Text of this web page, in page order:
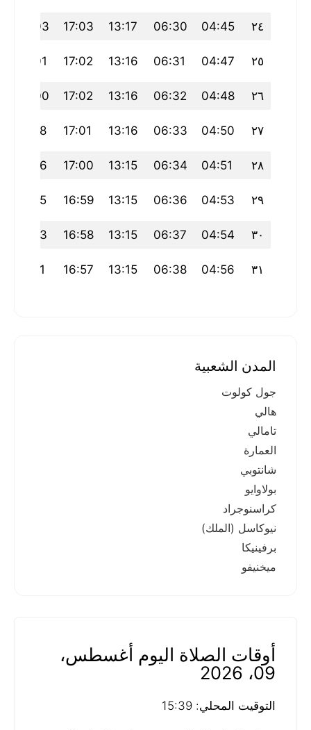
٢٤ 04:45
06:30
13:17
17:03
20:03
٢٥ 04:47
06:31
13:16
17:02
20:01
٢٦ 04:48
06:32
13:16
17:02
20:00
٢٧ 04:50
06:33
13:16
17:01
19:58
٢٨ 04:51
06:34
13:15
17:00
19:56
٢٩ 04:53
06:36
13:15
16:59
19:55
٣٠ 04:54
06:37
13:15
16:58
19:53
٣١ 04:56
06:38
13:15
16:57
19:51
المدن الشعبية
جول كولوت
هالي
تامالي
العمارة
شانتوبي
بولاوايو
كراسنوجراد
نيوكاسل (الملك)
برفينيكا
ميخنيفو
أوقات الصلاة اليوم أغسطس،
09، 2026
التوقيت المحلي: 15:39